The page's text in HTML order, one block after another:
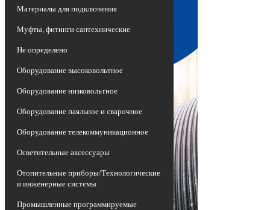
Материалы для подключения
Муфты, фитинги сантехнические
Не определено
Оборудование высоковольтное
Оборудование низковольтное
Оборудование паяльное и сварочное
Оборудование телекоммуникационное
Осветительные аксессуары
Отопительные приборы/Технологические
и инженерные системы
Промышленные программируемые